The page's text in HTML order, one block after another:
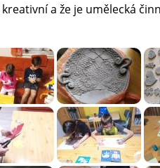
a že je umělecká